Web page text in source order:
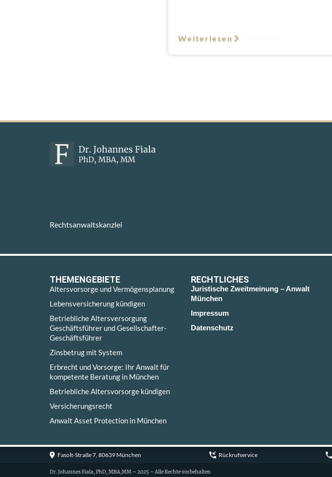
Weiterlesen
Rechtsanwaltskanzlei
THEMENGEBIETE
Altersvorsorge und Vermögensplanung
Lebensversicherung kündigen
Betriebliche Altersversorgung
Geschäftsführer und Gesellschafter-
Geschäftsführer
Zinsbetrug mit System
Erbrecht und Vorsorge: Ihr Anwalt für
kompetente Beratung in München
Betriebliche Altersvorsorge kündigen
Versicherungsrecht
Anwalt Asset Protection in München
RECHTLICHES
Juristische Zweitmeinung – Anwalt
München
Impressum
Datenschutz
Fasolt-Straße 7, 80639 München Rückrufservice
Dr. Johannes Fiala, PhD, MBA,MM – 2025 – Alle Rechte vorbehalten